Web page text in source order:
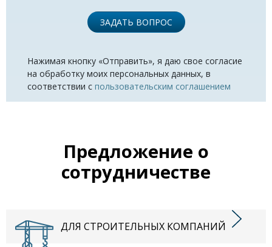
ЗАДАТЬ ВОПРОС
Нажимая кнопку «Отправить», я даю свое согласие
на обработку моих персональных данных, в
соответствии с пользовательским соглашением
Предложение о
сотрудничестве
ДЛЯ СТРОИТЕЛЬНЫХ КОМПАНИЙ